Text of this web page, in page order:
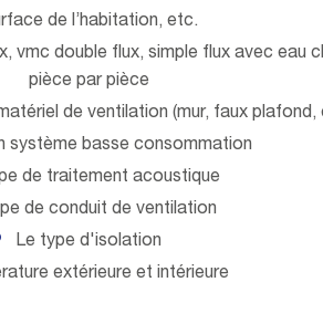
de l’habitation, etc.
vmc double flux, simple flux avec eau
pièce par pièce
de ventilation (mur, faux plafond,
système basse consommation
de traitement acoustique
de conduit de ventilation
Le type d'isolation
extérieure et intérieure